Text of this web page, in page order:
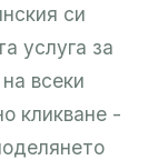
си
услуга за
всеки
кликване -